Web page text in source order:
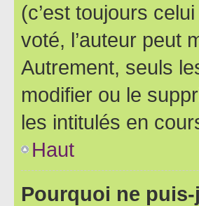
(c’est toujours
voté, l’auteur peut
Autrement, seuls
modifier ou le
les intitulés en
Haut
Pourquoi ne